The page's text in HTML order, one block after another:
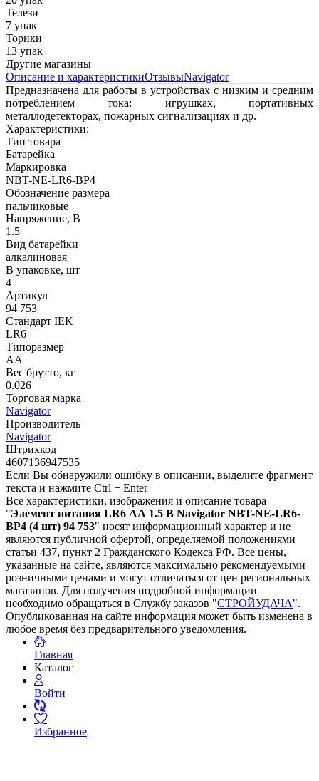
Телези
7 упак
Торики
13 упак
Другие магазины
Описание и характеристикиОтзывыNavigator
Предназначена для работы в устройствах с низким и средним
потреблением тока: игрушках, портативных
металлодетекторах, пожарных сигнализациях и др.
Характеристики:
Тип товара
Батарейка
Маркировка
NBT-NE-LR6-BP4
Обозначение размера
пальчиковые
Напряжение, В
1.5
Вид батарейки
алкалиновая
В упаковке, шт
4
Артикул
94 753
Стандарт IEK
LR6
Типоразмер
АА
Вес брутто, кг
0.026
Торговая марка
Navigator
Производитель
Navigator
Штрихкод
4607136947535
Если Вы обнаружили ошибку в описании, выделите фрагмент
текста и нажмите Ctrl + Enter
Все характеристики, изображения и описание товара
"Элемент питания LR6 АА 1.5 В Navigator NBT-NE-LR6-
BP4 (4 шт) 94 753" носят информационный характер и не
являются публичной офертой, определяемой положениями
статьи 437, пункт 2 Гражданского Кодекса РФ. Все цены,
указанные на сайте, являются максимально рекомендуемыми
розничными ценами и могут отличаться от цен региональных
магазинов. Для получения подробной информации
необходимо обращаться в Службу заказов "СТРОЙУДАЧА".
Опубликованная на сайте информация может быть изменена в
любое время без предварительного уведомления.
Главная
Каталог
Войти
Избранное